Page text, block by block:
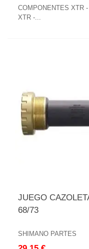
COMPONENTES XTR
XTR -...
JUEGO
68/73
SHIMANO PARTES